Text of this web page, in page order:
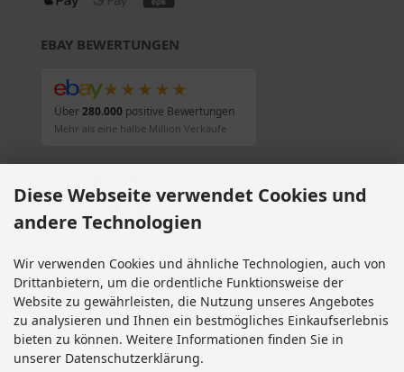
EBAY BEWERTUNGEN
★★★★★
Über280.000positive Bewertungen
Mehr als eine halbe Million Verkäufe
Alle Preise inkl. gesetzl. MwSt. zzgl. Versandkosten . Die durchgestrichenen Preise
entsprechen dem bisherigen Preis bei Motorradteile & Motorrad Ersatzteile.
Motorradteile & Motorrad Ersatzteile © 2026 | Template © 2009-2026 by modified
eCommerce Shopsoftware
modified eCommerce Shopsoftware © 2009-2026
Diese Webseite verwendet Cookies und
andere Technologien
Wir verwenden Cookies und ähnliche Technologien, auch von
Drittanbietern, um die ordentliche Funktionsweise der
Website zu gewährleisten, die Nutzung unseres Angebotes
zu analysieren und Ihnen ein bestmögliches Einkaufserlebnis
bieten zu können. Weitere Informationen finden Sie in
unserer Datenschutzerklärung.